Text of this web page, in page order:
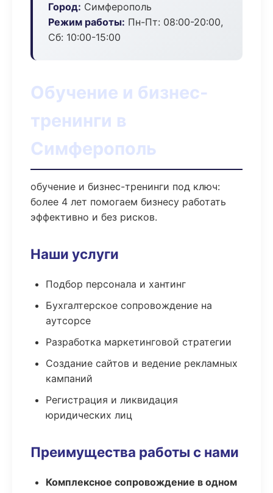
Город: Симферополь
Режим работы: Пн-Пт: 08:00-20:00,
Сб: 10:00-15:00
Обучение и бизнес-
тренинги в
Симферополь
обучение и бизнес-тренинги под ключ:
более 4 лет помогаем бизнесу работать
эффективно и без рисков.
Наши услуги
Подбор персонала и хантинг
Бухгалтерское сопровождение на
аутсорсе
Разработка маркетинговой стратегии
Создание сайтов и ведение рекламных
кампаний
Регистрация и ликвидация
юридических лиц
Преимущества работы с нами
Комплексное сопровождение в одном